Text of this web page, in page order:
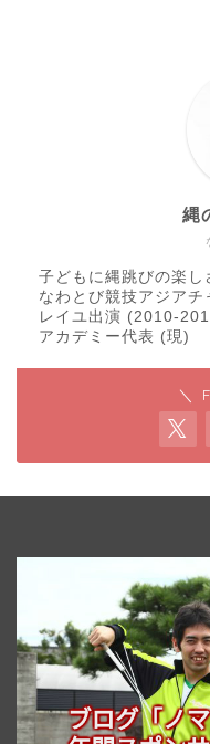
縄
子どもに縄跳びの楽し
なわとび競技アジア
レイユ出演 (2010-
アカデミー代表 (現)
＼